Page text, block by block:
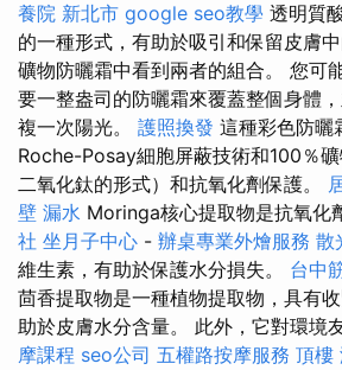
養院 新北市 google seo教學 透明質
的一種形式，有助於吸引和保留皮膚
礦物防曬霜中看到兩者的組合。 您可
要一整盎司的防曬霜來覆蓋整個身體
複一次陽光。 護照換發 這種彩色防曬
Roche-Posay細胞屏蔽技術和100％
二氧化鈦的形式）和抗氧化劑保護。
壁 漏水 Moringa核心提取物是抗氧化
社 坐月子中心 - 辦桌專業外燴服務 散
維生素，有助於保護水分損失。 台中
茴香提取物是一種植物提取物，具有
助於皮膚水分含量。 此外，它對環境
摩課程 seo公司 五權路按摩服務 頂樓